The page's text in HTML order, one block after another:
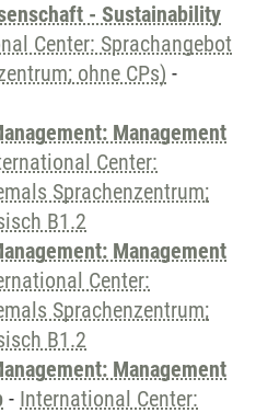
- Sustainability
Center: Sprachangebot
ohne CPs) -
Management
Center:
Sprachenzentrum;
B1.2
Management
Center:
Sprachenzentrum;
B1.2
Management
- International Center: